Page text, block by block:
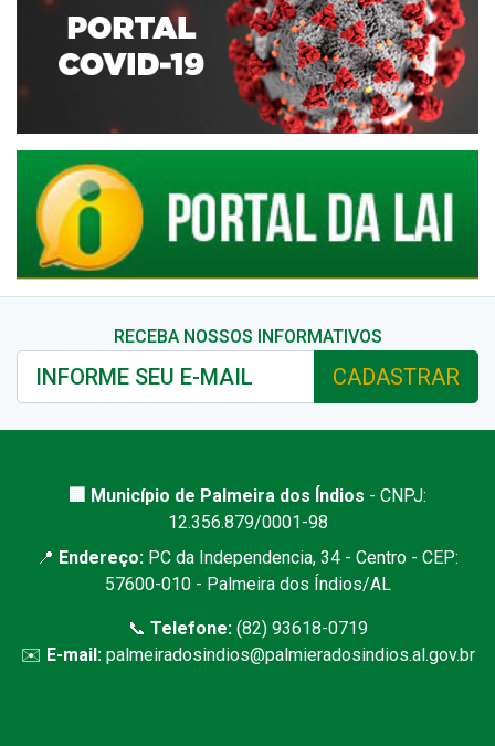
RECEBA NOSSOS INFORMATIVOS
CADASTRAR
🏢 Município de Palmeira dos Índios - CNPJ:
12.356.879/0001-98
📍 Endereço: PC da Independencia, 34 - Centro - CEP:
57600-010 - Palmeira dos Índios/AL
📞 Telefone:(82) 93618-0719
✉️ E-mail: palmeiradosindios@palmieradosindios.al.gov.br